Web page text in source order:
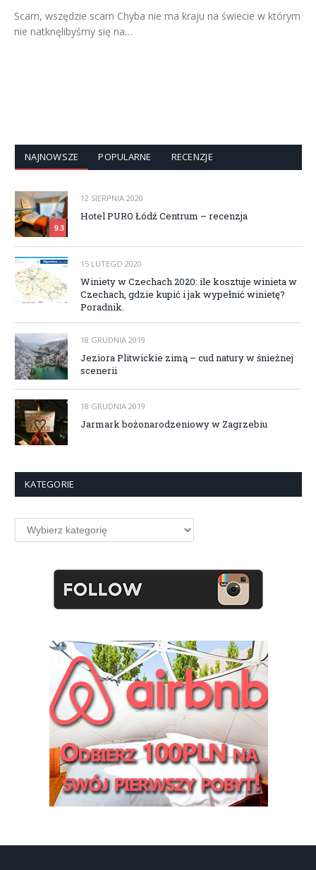
Scam, wszędzie scam Chyba nie ma kraju na świecie w którym
nie natknęlibyśmy się na…
NAJNOWSZE POPULARNE RECENZJE
9.3
12 SIERPNIA 2020
Hotel PURO Łódź Centrum – recenzja
15 LUTEGO 2020
Winiety w Czechach 2020: ile kosztuje winieta w
Czechach, gdzie kupić i jak wypełnić winietę?
Poradnik.
18 GRUDNIA 2019
Jeziora Plitwickie zimą – cud natury w śnieżnej
scenerii
18 GRUDNIA 2019
Jarmark bożonarodzeniowy w Zagrzebiu
KATEGORIE
Kategorie